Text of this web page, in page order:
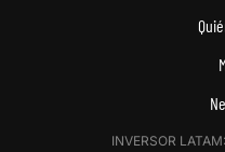
INVERSOR